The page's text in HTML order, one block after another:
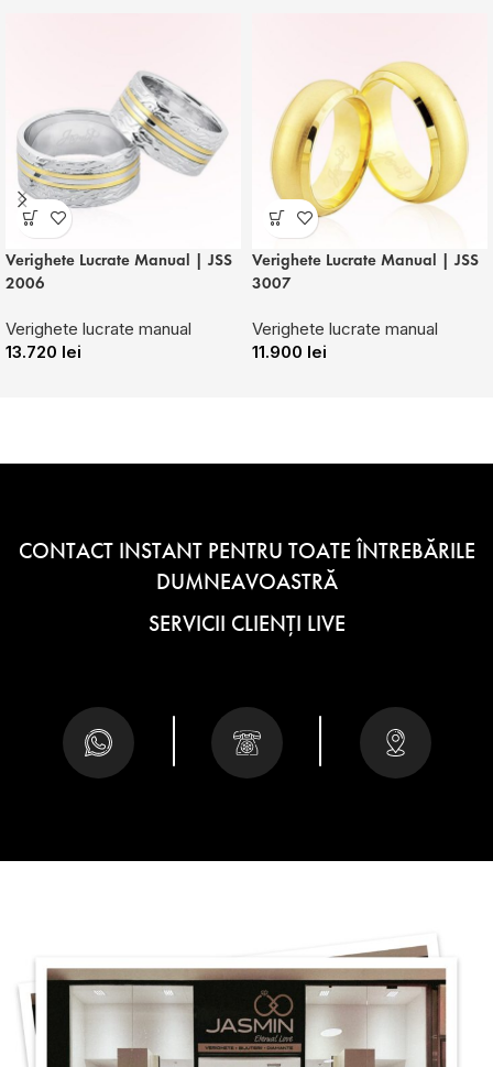
Verighete Lucrate Manual | JSS
2006
Verighete lucrate manual
13.720 lei
Verighete Lucrate Manual | JSS
3007
Verighete lucrate manual
11.900 lei
CONTACT INSTANT PENTRU TOATE ÎNTREBĂRILE
DUMNEAVOASTRĂ
SERVICII CLIENȚI LIVE